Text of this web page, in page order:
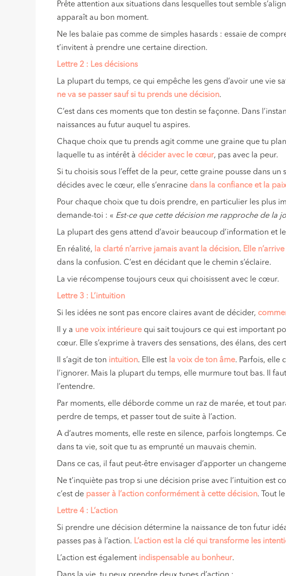
Prête attention aux situations dans lesquelles tout semble
apparaît au bon moment.
Ne les balaie pas comme de simples hasards : essaie de
t’invitent à prendre une certaine direction.
Lettre 2 : Les décisions
La plupart du temps, ce qui empêche les gens d’avoir une vie
ne va se passer sauf si tu prends une décision.
C’est dans ces moments que ton destin se façonne. Dans
naissances au futur auquel tu aspires.
Chaque choix que tu prends agit comme une graine que tu
laquelle tu as intérêt à décider avec le cœur, pas avec la peur.
Si tu choisis sous l’effet de la peur, cette graine pousse dans
décides avec le cœur, elle s’enracine dans la confiance et la
Pour chaque choix que tu dois prendre, en particulier les plus
demande-toi : « Est-ce que cette décision me rapproche de la
La plupart des gens attend d’avoir beaucoup d’information et
En réalité, la clarté n’arrive jamais avant la décision. Elle
dans la confusion. C’est en décidant que le chemin s’éclaire.
La vie récompense toujours ceux qui choisissent avec le cœur.
Lettre 3 : L’intuition
Si les idées ne sont pas encore claires avant de décider,
Il y a une voix intérieure qui sait toujours ce qui est important
cœur. Elle s’exprime à travers des sensations, des élans, des
Il s’agit de ton intuition. Elle est la voix de ton âme. Parfois, elle
l’ignorer. Mais la plupart du temps, elle murmure tout bas. Il
l’entendre.
Par moments, elle déborde comme un raz de marée, et tout
perdre de temps, et passer tout de suite à l’action.
A d’autres moments, elle reste en silence, parfois longtemps.
dans ta vie, soit que tu as emprunté un mauvais chemin.
Dans ce cas, il faut peut-être envisager d’apporter un
Ne t’inquiète pas trop si une décision prise avec l’intuition est
c’est de passer à l’action conformément à cette décision. Tout
Lettre 4 : L’action
Si prendre une décision détermine la naissance de ton futur
passes pas à l’action. L’action est la clé qui transforme les
L’action est également indispensable au bonheur.